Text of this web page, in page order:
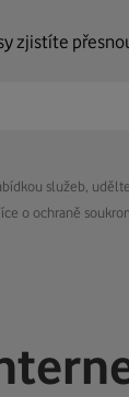
zjistíte
služeb,
o ochraně